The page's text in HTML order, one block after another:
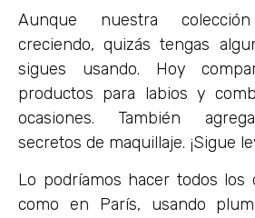
Aunque nuestra
creciendo, quizás tengas
sigues usando. Hoy
productos para labios y
ocasiones. También
secretos de maquillaje. ¡Sigue
Lo podríamos hacer todos los
como en París, usando